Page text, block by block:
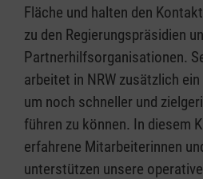
Fläche und halten den
zu den Regierungspräsidien
Partnerhilfsorganisationen.
arbeitet in NRW zusätzlich
um noch schneller und
führen zu können. In diesem
erfahrene Mitarbeiterinnen
unterstützen unsere